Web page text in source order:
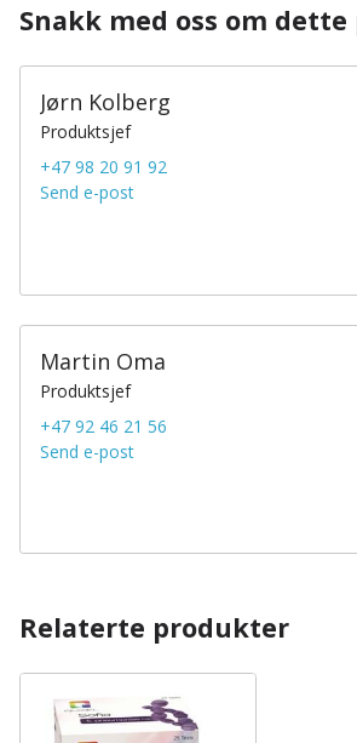
Snakk med oss om
Jørn Kolberg
Produktsjef
+47 98 20 91 92
Send e-post
Martin Oma
Produktsjef
+47 92 46 21 56
Send e-post
Relaterte produkter